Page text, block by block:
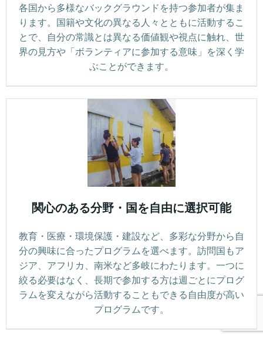
各国から多様なバックグラウンドを持つ参加者が集ま
ります。国籍や文化の異なる人々とともに活動するこ
とで、自分の常識とは異なる価値観や視点に触れ、世
界の見方や「ボランティアに参加する意味」を深く学
ぶことができます。
関心のある分野・国を自由に選択可能
教育・医療・環境保護・建設など、多彩な分野から自
分の興味に合ったプログラムを選べます。訪問国もア
ジア、アフリカ、南米など多岐にわたります。一つに
絞る必要はなく、長期で参加する方は週ごとにプログ
ラムを変えながら活動することもできる自由度が高い
プログラムです。